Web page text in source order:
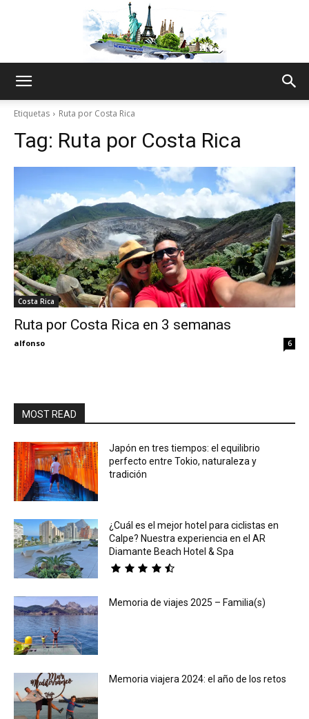
Thru
My
Etiquetas Ruta por Costa Rica
Tag: Ruta por Costa Rica
Costa Rica
Ruta por Costa Rica en 3 semanas
alfonso 6
MOST READ
Japón en tres tiempos: el equilibrio
perfecto entre Tokio, naturaleza y
tradición
¿Cuál es el mejor hotel para ciclistas en
Calpe? Nuestra experiencia en el AR
Diamante Beach Hotel & Spa
Memoria de viajes 2025 – Familia(s)
Memoria viajera 2024: el año de los retos